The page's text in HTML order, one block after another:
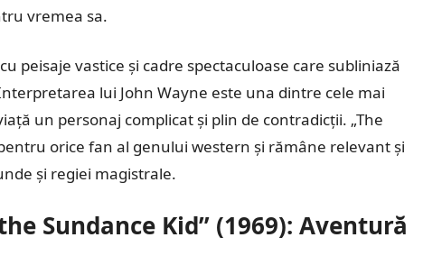
vremea sa.
peisaje vastice și cadre spectaculoase care subliniază
lui John Wayne este una dintre cele mai
un personaj complicat și plin de contradicții. „The
orice fan al genului western și rămâne relevant și
și regiei magistrale.
Sundance Kid” (1969): Aventură